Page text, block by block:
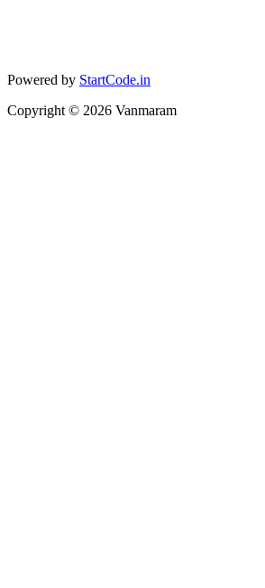
Powered by StartCode.in
Copyright © 2026 Vanmaram